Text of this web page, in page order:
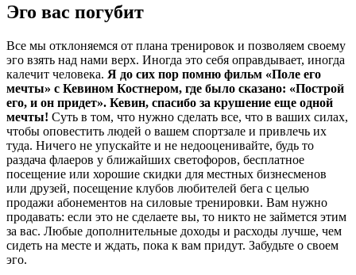
Эго вас погубит
Все мы отклоняемся от плана тренировок и позволяем своему
эго взять над нами верх. Иногда это себя оправдывает, иногда
калечит человека. Я до сих пор помню фильм «Поле его
мечты» с Кевином Костнером, где было сказано: «Построй
его, и он придет». Кевин, спасибо за крушение еще одной
мечты! Суть в том, что нужно сделать все, что в ваших силах,
чтобы оповестить людей о вашем спортзале и привлечь их
туда. Ничего не упускайте и не недооценивайте, будь то
раздача флаеров у ближайших светофоров, бесплатное
посещение или хорошие скидки для местных бизнесменов
или друзей, посещение клубов любителей бега с целью
продажи абонементов на силовые тренировки. Вам нужно
продавать: если это не сделаете вы, то никто не займется этим
за вас. Любые дополнительные доходы и расходы лучше, чем
сидеть на месте и ждать, пока к вам придут. Забудьте о своем
эго.